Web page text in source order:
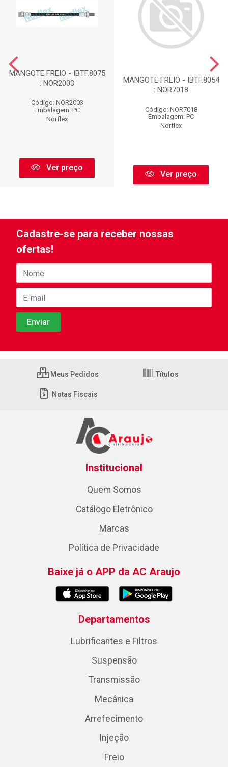
MANGOTE FREIO - IBTF.8075
: NOR2003
Código: NOR2003
Embalagem: PC
Norflex
Ver preço
MANGOTE FREIO - IBTF.8054
: NOR7018
Código: NOR7018
Embalagem: PC
Norflex
Ver preço
Cadastre-se para receber nossas
ofertas!
Meus Pedidos Títulos
Notas Fiscais
Institucional
Quem Somos
Catálogo Eletrônico
Marcas
Política de Privacidade
Baixe já o APP da AC Araujo
Departamentos
Lubrificantes e Filtros
Suspensão
Transmissão
Mecânica
Arrefecimento
Injeção
Freio